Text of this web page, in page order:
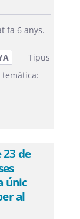
fa 6 anys.
Tipus
temàtica:
de
únic
al